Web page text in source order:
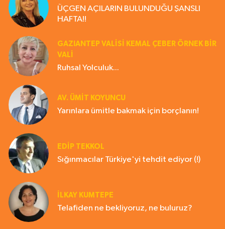
ÜÇGEN AÇILARIN BULUNDUĞU ŞANSLI
HAFTA!!
GAZIANTEP VALISI KEMAL ÇEBER ÖRNEK BİR
VALİ
Ruhsal Yolculuk...
AV. ÜMIT KOYUNCU
Yarınlara ümitle bakmak için borçlanın!
EDIP TEKKOL
Sığınmacılar Türkiye'yi tehdit ediyor (!)
İLKAY KUMTEPE
Telafiden ne bekliyoruz, ne buluruz?